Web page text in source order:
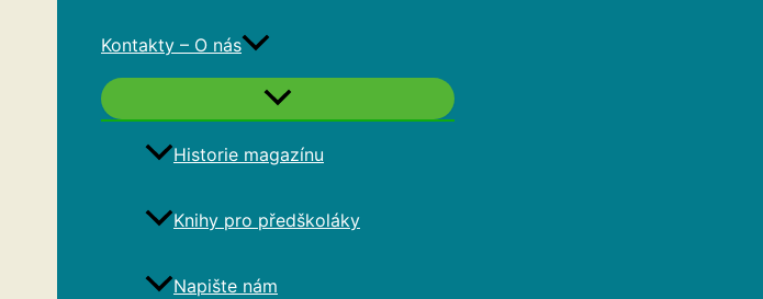
Kontakty – O nás
Historie magazínu
Knihy pro předškoláky
Napište nám